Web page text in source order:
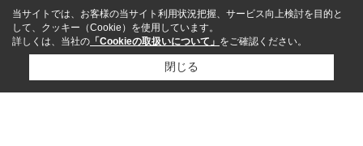
当サイトでは、お客様の当サイト利用状況把握、サービス向上検討を目的と
して、クッキー（Cookie）を使用しています。
詳しくは、当社の 「Cookieの取扱いについて」 をご確認ください。
閉じる